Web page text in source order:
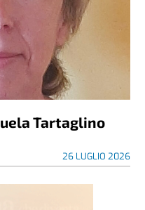
Tartaglino
26 LUGLIO 2026